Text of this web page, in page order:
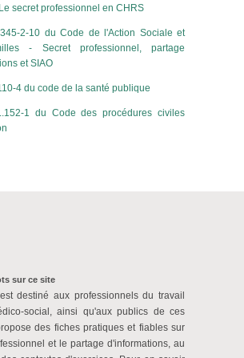
secret professionnel en CHRS
2-10 du Code de l'Action Sociale et
- Secret professionnel, partage
et SIAO
4 du code de la santé publique
1 du Code des procédures civiles
sur ce site
destiné aux professionnels du travail
social, ainsi qu'aux publics de ces
des fiches pratiques et fiables sur
et le partage d'informations, au